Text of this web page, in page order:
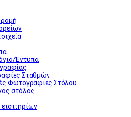
Έντυπα
Σταθμών
Φωτογραφίες Στόλου
στόλος